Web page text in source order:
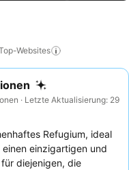
Websites
· Letzte Aktualisierung: 29
Refugium, ideal
einen einzigartigen und
diejenigen, die